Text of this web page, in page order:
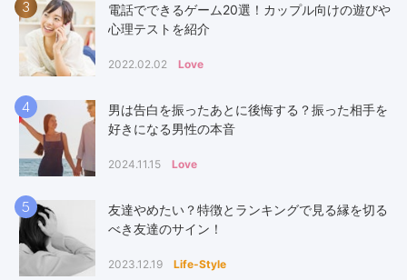
3
電話でできるゲーム20選！カップル向けの遊びや
心理テストを紹介
2022.02.02 Love
4
男は告白を振ったあとに後悔する？振った相手を
好きになる男性の本音
2024.11.15 Love
5
友達やめたい？特徴とランキングで見る縁を切る
べき友達のサイン！
2023.12.19 Life-Style